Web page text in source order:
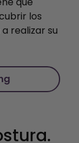
los
realizar su